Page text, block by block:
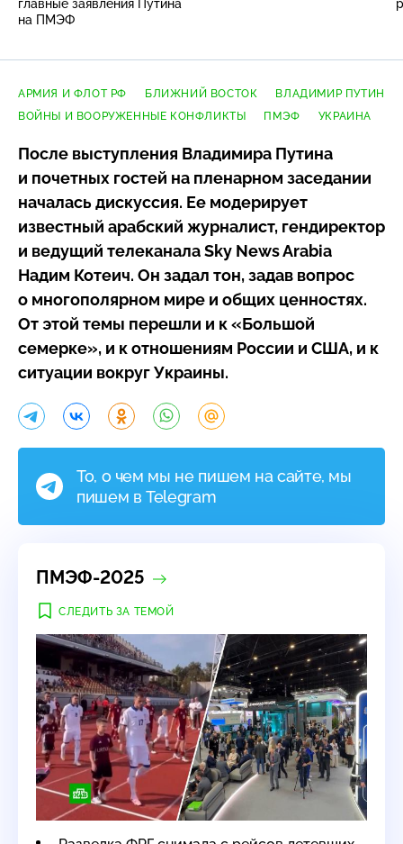
главные заявления Путина
на ПМЭФ
АРМИЯ И ФЛОТ РФ БЛИЖНИЙ ВОСТОК
ВЛАДИМИР ПУТИН
ВОЙНЫ И ВООРУЖЕННЫЕ КОНФЛИКТЫ
ПМЭФ УКРАИНА
После выступления Владимира Путина
и почетных гостей на пленарном заседании
началась дискуссия. Ее модерирует
известный арабский журналист, гендиректор
и ведущий телеканала Sky News Arabia
Надим Котеич. Он задал тон, задав вопрос
о многополярном мире и общих ценностях.
От этой темы перешли и к «Большой
семерке», и к отношениям России и США, и к
ситуации вокруг Украины.
То, о чем мы не пишем на сайте, мы
пишем в Telegram
ПМЭФ-2025
СЛЕДИТЬ ЗА ТЕМОЙ